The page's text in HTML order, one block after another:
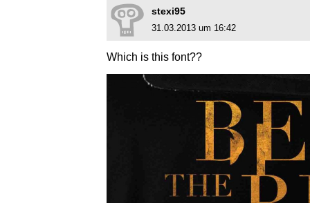
stexi95
31.03.2013 um 16:42
Which is this font??